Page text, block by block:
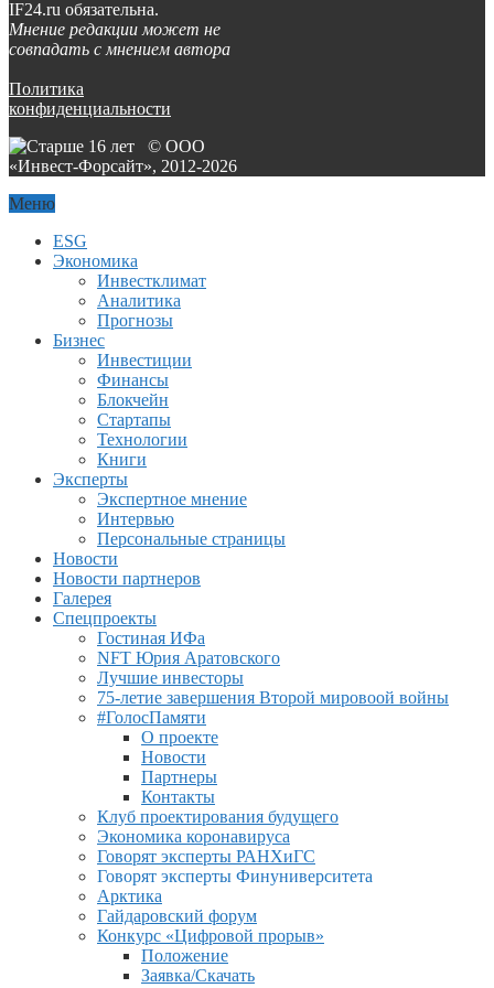
IF24.ru обязательна.
Мнение редакции может не
совпадать с мнением автора
Политика
конфиденциальности
© ООО
«Инвест-Форсайт», 2012-2026
Меню
ESG
Экономика
Инвестклимат
Аналитика
Прогнозы
Бизнес
Инвестиции
Финансы
Блокчейн
Стартапы
Технологии
Книги
Эксперты
Экспертное мнение
Интервью
Персональные страницы
Новости
Новости партнеров
Галерея
Спецпроекты
Гостиная ИФа
NFT Юрия Аратовского
Лучшие инвесторы
75-летие завершения Второй мировоой войны
#ГолосПамяти
О проекте
Новости
Партнеры
Контакты
Клуб проектирования будущего
Экономика коронавируса
Говорят эксперты РАНХиГС
Говорят эксперты Финуниверситета
Арктика
Гайдаровский форум
Конкурс «Цифровой прорыв»
Положение
Заявка/Скачать